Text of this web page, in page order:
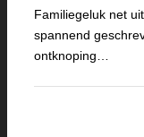
Familiegeluk net
spannend
ontknoping…